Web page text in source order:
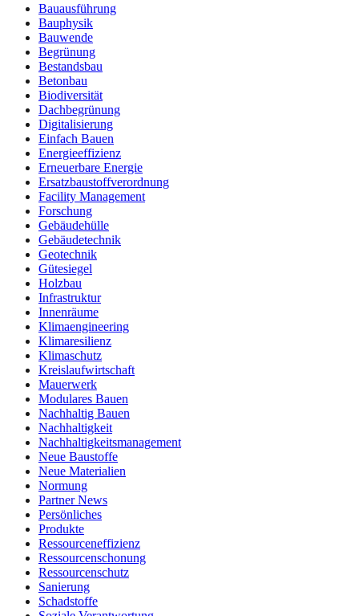
Bauausführung
Bauphysik
Bauwende
Begrünung
Bestandsbau
Betonbau
Biodiversität
Dachbegrünung
Digitalisierung
Einfach Bauen
Energieeffizienz
Erneuerbare Energie
Ersatzbaustoffverordnung
Facility Management
Forschung
Gebäudehülle
Gebäudetechnik
Geotechnik
Gütesiegel
Holzbau
Infrastruktur
Innenräume
Klimaengineering
Klimaresilienz
Klimaschutz
Kreislaufwirtschaft
Mauerwerk
Modulares Bauen
Nachhaltig Bauen
Nachhaltigkeit
Nachhaltigkeitsmanagement
Neue Baustoffe
Neue Materialien
Normung
Partner News
Persönliches
Produkte
Ressourceneffizienz
Ressourcenschonung
Ressourcenschutz
Sanierung
Schadstoffe